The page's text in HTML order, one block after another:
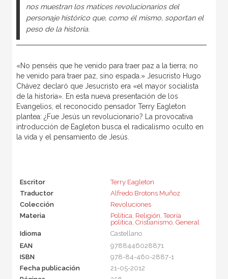
nos muestran los matices revolucionarios del
personaje histórico que, como él mismo, soportan el
peso de la historia.
«No penséis que he venido para traer paz a la tierra; no
he venido para traer paz, sino espada.» Jesucristo Hugo
Chávez declaró que Jesucristo era «el mayor socialista
de la historia». En esta nueva presentación de los
Evangelios, el reconocido pensador Terry Eagleton
plantea: ¿Fue Jesús un revolucionario? La provocativa
introducción de Eagleton busca el radicalismo oculto en
la vida y el pensamiento de Jesús.
Escritor
Terry Eagleton
Traductor
Alfredo Brotons Muñoz
Colección
Revoluciones
Materia
Política Religión ,Teoría
política Cristianismo, General
Idioma
Castellano
EAN
9788446028871
ISBN
978-84-460-2887-1
Fecha publicación
21-05-2012